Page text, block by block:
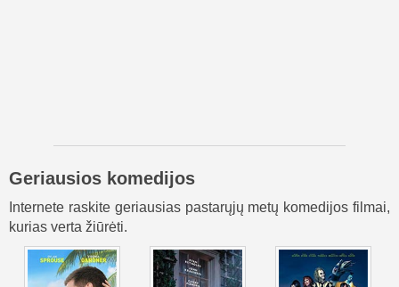
Geriausios komedijos
Internete raskite geriausias pastarųjų metų komedijos filmai,
kurias verta žiūrėti.